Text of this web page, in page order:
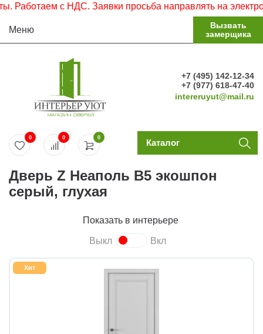
с НДС. Заявки просьба направлять на
Меню
Вызвать
замерщика
+7 (495) 142-12-34
+7 (977) 618-47-40
intereruyut@mail.ru
0
0 0 Каталог
Дверь Z Неаполь В5 экошпон
серый, глухая
Показать в интерьере
Выкл Вкл
Хит